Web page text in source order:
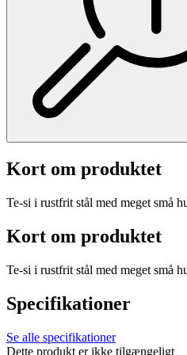
Kort om produktet
Te-si i rustfrit stål med meget små
Kort om produktet
Te-si i rustfrit stål med meget små
Specifikationer
Se alle specifikationer
Dette produkt er ikke tilgængeligt